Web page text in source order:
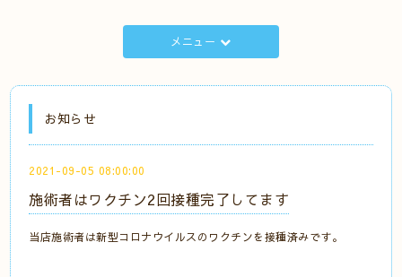
メニュー
お知らせ
2021-09-05 08:00:00
施術者はワクチン2回接種完了してます
当店施術者は新型コロナウイルスのワクチンを接種済みです。